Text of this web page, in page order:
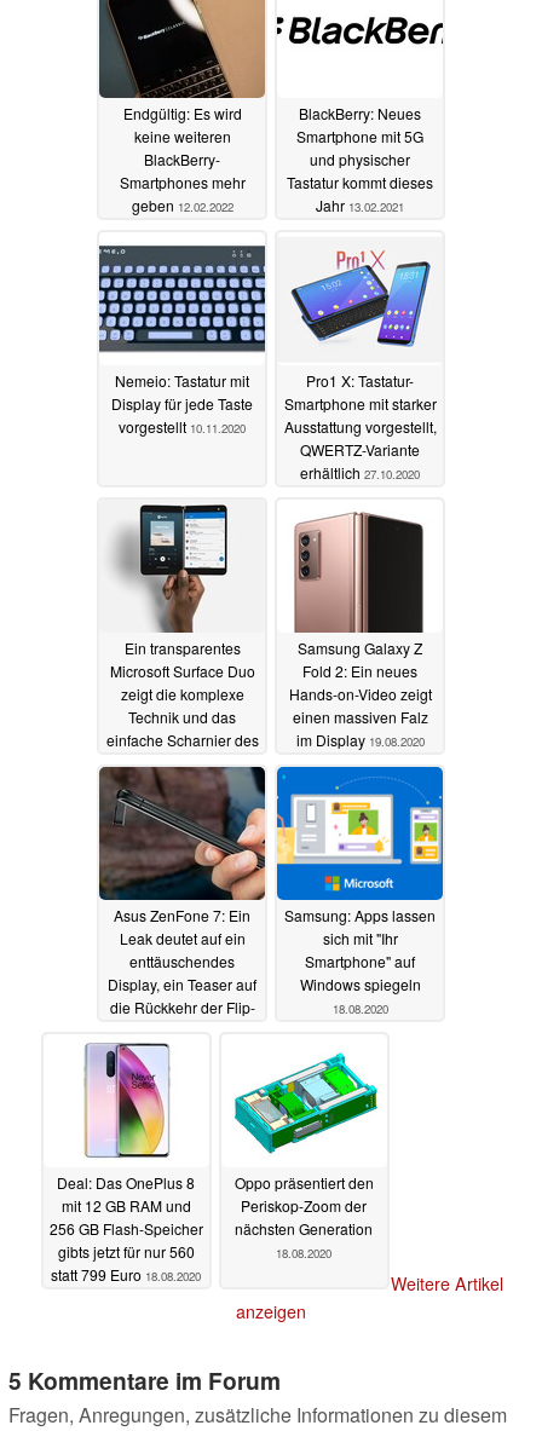
Endgültig: Es wird
keine weiteren
BlackBerry-
Smartphones mehr
geben 12.02.2022
BlackBerry: Neues
Smartphone mit 5G
und physischer
Tastatur kommt dieses
Jahr 13.02.2021
Nemeio: Tastatur mit
Display für jede Taste
vorgestellt 10.11.2020
Pro1 X: Tastatur-
Smartphone mit starker
Ausstattung vorgestellt,
QWERTZ-Variante
erhältlich 27.10.2020
Ein transparentes
Microsoft Surface Duo
zeigt die komplexe
Technik und das
einfache Scharnier des
Falt-Phones19.08.2020
Samsung Galaxy Z
Fold 2: Ein neues
Hands-on-Video zeigt
einen massiven Falz
im Display 19.08.2020
Asus ZenFone 7: Ein
Leak deutet auf ein
enttäuschendes
Display, ein Teaser auf
die Rückkehr der Flip-
Samsung: Apps lassen
sich mit "Ihr
Smartphone" auf
Windows spiegeln
18.08.2020
Deal: Das OnePlus 8
mit 12 GB RAM und
256 GB Flash-Speicher
gibts jetzt für nur 560
statt 799 Euro 18.08.2020
Oppo präsentiert den
Periskop-Zoom der
nächsten Generation
18.08.2020
Weitere Artikel
anzeigen
5 Kommentare im Forum
Fragen, Anregungen, zusätzliche Informationen zu diesem